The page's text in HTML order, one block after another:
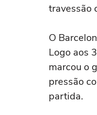
travessão
O
Logo aos
marcou o
pressão
partida.